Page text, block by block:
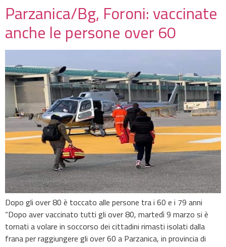
Parzanica/Bg, Foroni: vaccinate
anche le persone over 60
Dopo gli over 80 è toccato alle persone tra i 60 e i 79 anni
“Dopo aver vaccinato tutti gli over 80, martedì 9 marzo si è
tornati a volare in soccorso dei cittadini rimasti isolati dalla
frana per raggiungere gli over 60 a Parzanica, in provincia di